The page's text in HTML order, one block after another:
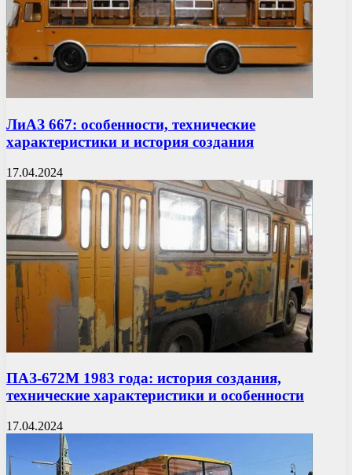
ЛиАЗ 667: особенности, технические
характеристики и история создания
17.04.2024
ПАЗ-672М 1983 года: история создания,
технические характеристики и особенности
17.04.2024